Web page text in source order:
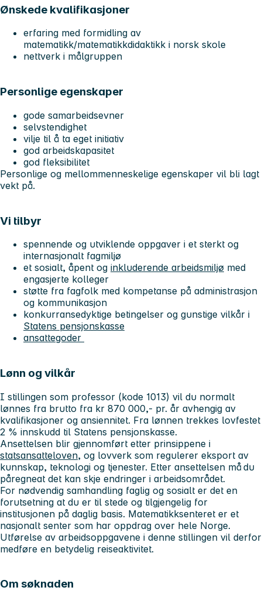
Ønskede kvalifikasjoner
erfaring med formidling av
matematikk/matematikkdidaktikk i norsk skole
nettverk i målgruppen
Personlige egenskaper
gode samarbeidsevner
selvstendighet
vilje til å ta eget initiativ
god arbeidskapasitet
god fleksibilitet
Personlige og mellommenneskelige egenskaper vil bli lagt
vekt på.
Vi tilbyr
spennende og utviklende oppgaver i et sterkt og
internasjonalt fagmiljø
et sosialt, åpent og inkluderende arbeidsmiljø med
engasjerte kolleger
støtte fra fagfolk med kompetanse på administrasjon
og kommunikasjon
konkurransedyktige betingelser og gunstige vilkår i
Statens pensjonskasse
ansattegoder
Lønn og vilkår
I stillingen som professor (kode 1013) vil du normalt
lønnes fra brutto fra kr 870 000,- pr. år avhengig av
kvalifikasjoner og ansiennitet. Fra lønnen trekkes lovfestet
2 % innskudd til Statens pensjonskasse.
Ansettelsen blir gjennomført etter prinsippene i
statsansatteloven, og lovverk som regulerer eksport av
kunnskap, teknologi og tjenester. Etter ansettelsen må du
påregneat det kan skje endringer i arbeidsområdet.
For nødvendig samhandling faglig og sosialt er det en
forutsetning at du er til stede og tilgjengelig for
institusjonen på daglig basis. Matematikksenteret er et
nasjonalt senter som har oppdrag over hele Norge.
Utførelse av arbeidsoppgavene i denne stillingen vil derfor
medføre en betydelig reiseaktivitet.
Om søknaden